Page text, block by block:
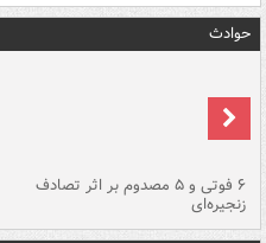
حوادث
۶ فوتی و ۵ مصدوم بر اثر تصادف
زنجیره‌ای